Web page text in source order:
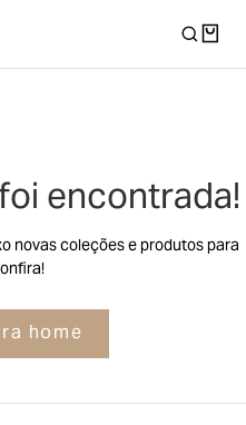
encontrada!
novas coleções e produtos para
home